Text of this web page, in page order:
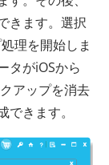
きます。選択
理を開始しま
タがiOSから
アップを消去
きます。